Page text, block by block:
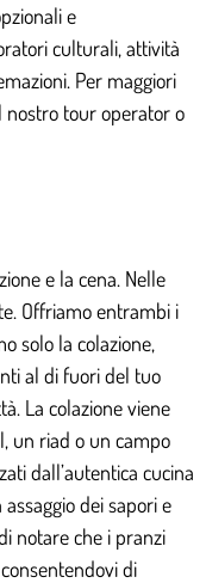
e
culturali, attività
Per maggiori
nostro tour operator o
e la cena. Nelle
Offriamo entrambi i
solo la colazione,
al di fuori del tuo
La colazione viene
un riad o un campo
dall’autentica cucina
dei sapori e
notare che i pranzi
di